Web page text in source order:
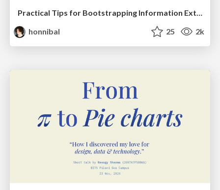
Practical Tips for Bootstrapping Information Extraction Pipelines
honnibal
25 2k